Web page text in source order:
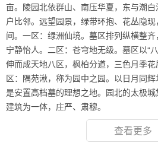
亩。陵园北依群山、南压华夏，东与潮
户比邻。远望园景，绿带环抱、花丛隐
间。一区：绿洲仙境。墓区排列纵横整齐
宁静怡人。二区：苍穹地无级。墓区以“
伸而成天地八区，枫柏分道，三色月季
区：隅苑湫，称为园中之园。以日月同辉
是安置高档墓的理想之地。园北的太极
建筑为一体，庄严、肃穆。
查看更多